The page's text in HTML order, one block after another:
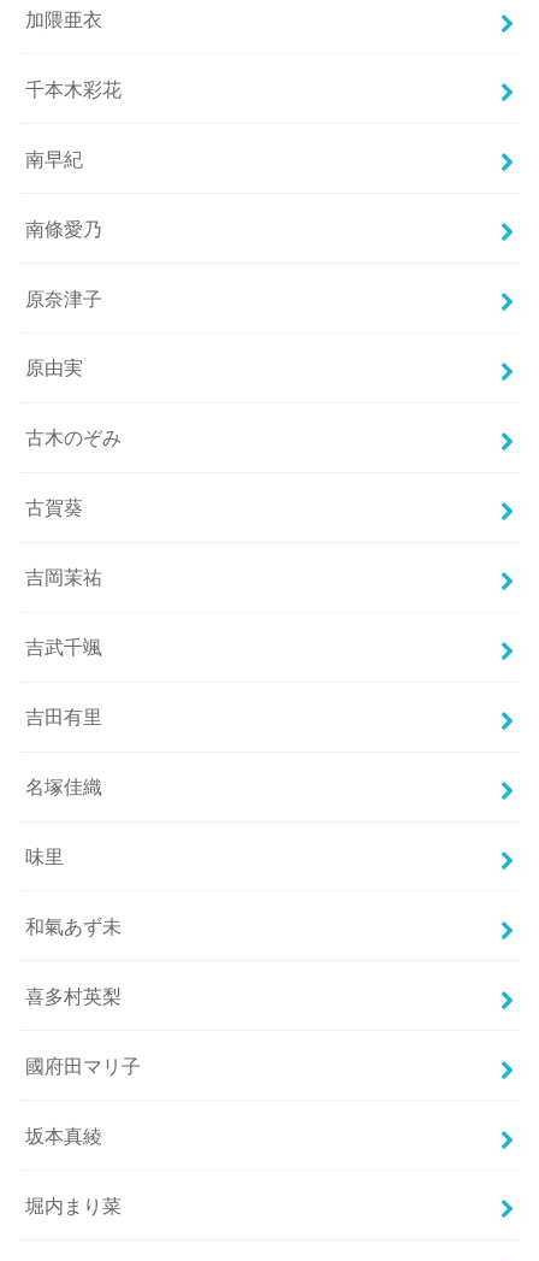
加隈亜衣
千本木彩花
南早紀
南條愛乃
原奈津子
原由実
古木のぞみ
古賀葵
吉岡茉祐
吉武千颯
吉田有里
名塚佳織
味里
和氣あず未
喜多村英梨
國府田マリ子
坂本真綾
堀内まり菜